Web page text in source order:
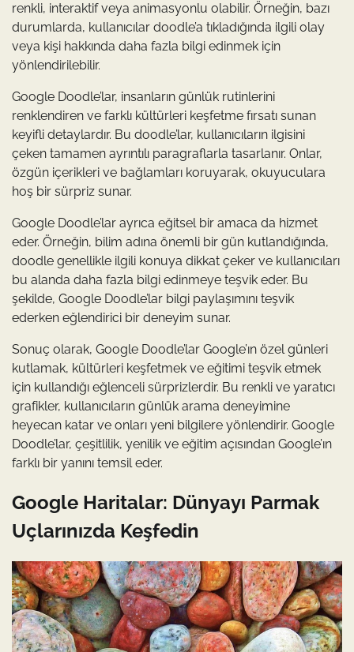
renkli, interaktif veya animasyonlu olabilir. Örneğin, bazı
durumlarda, kullanıcılar doodle’a tıkladığında ilgili olay
veya kişi hakkında daha fazla bilgi edinmek için
yönlendirilebilir.
Google Doodle’lar, insanların günlük rutinlerini
renklendiren ve farklı kültürleri keşfetme fırsatı sunan
keyifli detaylardır. Bu doodle’lar, kullanıcıların ilgisini
çeken tamamen ayrıntılı paragraflarla tasarlanır. Onlar,
özgün içerikleri ve bağlamları koruyarak, okuyuculara
hoş bir sürpriz sunar.
Google Doodle’lar ayrıca eğitsel bir amaca da hizmet
eder. Örneğin, bilim adına önemli bir gün kutlandığında,
doodle genellikle ilgili konuya dikkat çeker ve kullanıcıları
bu alanda daha fazla bilgi edinmeye teşvik eder. Bu
şekilde, Google Doodle’lar bilgi paylaşımını teşvik
ederken eğlendirici bir deneyim sunar.
Sonuç olarak, Google Doodle’lar Google’ın özel günleri
kutlamak, kültürleri keşfetmek ve eğitimi teşvik etmek
için kullandığı eğlenceli sürprizlerdir. Bu renkli ve yaratıcı
grafikler, kullanıcıların günlük arama deneyimine
heyecan katar ve onları yeni bilgilere yönlendirir. Google
Doodle’lar, çeşitlilik, yenilik ve eğitim açısından Google’ın
farklı bir yanını temsil eder.
Google Haritalar: Dünyayı Parmak
Uçlarınızda Keşfedin